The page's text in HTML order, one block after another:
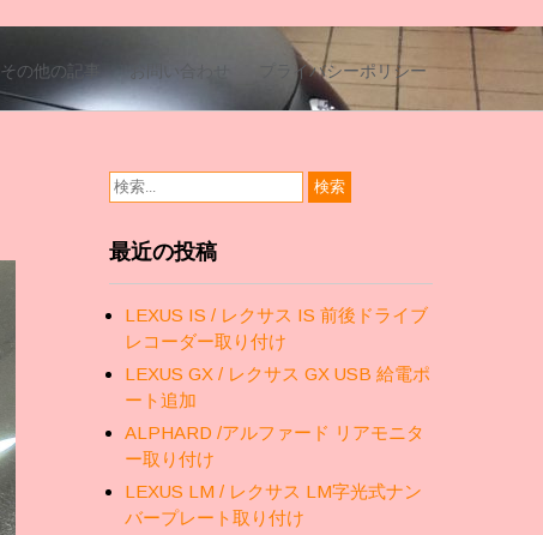
その他の記事 お問い合わせ プライバシーポリシー
最近の投稿
LEXUS IS / レクサス IS 前後ドライブ
レコーダー取り付け
LEXUS GX / レクサス GX USB 給電ポ
ート追加
ALPHARD /アルファード リアモニタ
ー取り付け
LEXUS LM / レクサス LM字光式ナン
バープレート取り付け